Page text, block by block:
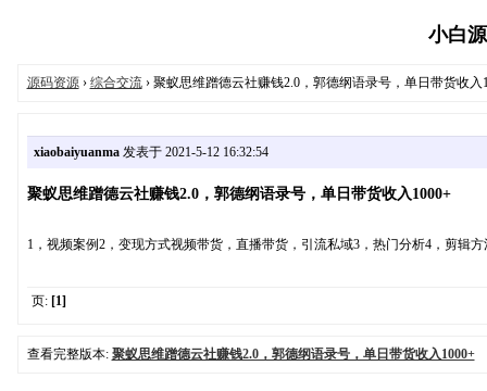
小白
源码资源› 综合交流› 聚蚁思维蹭德云社赚钱2.0，郭德纲语录号，单日带货收入
xiaobaiyuanma发表于 2021-5-12 16:32:54
聚蚁思维蹭德云社赚钱2.0，郭德纲语录号，单日带货收入1000+
1，视频案例2，变现方式视频带货，直播带货，引流私域3，热门分析4，剪辑方
页: [1]
查看完整版本: 聚蚁思维蹭德云社赚钱2.0，郭德纲语录号，单日带货收入1000+